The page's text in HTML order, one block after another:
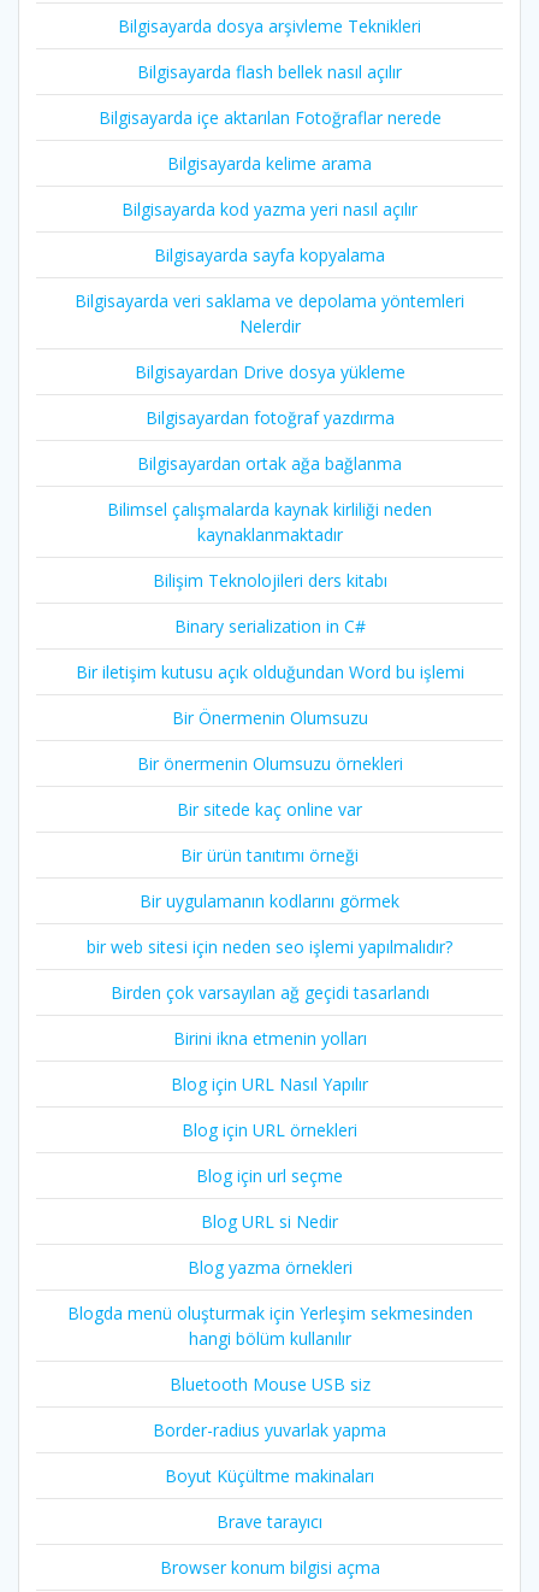
Bilgisayarda dosya arşivleme Teknikleri
Bilgisayarda flash bellek nasıl açılır
Bilgisayarda içe aktarılan Fotoğraflar nerede
Bilgisayarda kelime arama
Bilgisayarda kod yazma yeri nasıl açılır
Bilgisayarda sayfa kopyalama
Bilgisayarda veri saklama ve depolama yöntemleri
Nelerdir
Bilgisayardan Drive dosya yükleme
Bilgisayardan fotoğraf yazdırma
Bilgisayardan ortak ağa bağlanma
Bilimsel çalışmalarda kaynak kirliliği neden
kaynaklanmaktadır
Bilişim Teknolojileri ders kitabı
Binary serialization in C#
Bir iletişim kutusu açık olduğundan Word bu işlemi
Bir Önermenin Olumsuzu
Bir önermenin Olumsuzu örnekleri
Bir sitede kaç online var
Bir ürün tanıtımı örneği
Bir uygulamanın kodlarını görmek
bir web sitesi için neden seo işlemi yapılmalıdır?
Birden çok varsayılan ağ geçidi tasarlandı
Birini ikna etmenin yolları
Blog için URL Nasıl Yapılır
Blog için URL örnekleri
Blog için url seçme
Blog URL si Nedir
Blog yazma örnekleri
Blogda menü oluşturmak için Yerleşim sekmesinden
hangi bölüm kullanılır
Bluetooth Mouse USB siz
Border-radius yuvarlak yapma
Boyut Küçültme makinaları
Brave tarayıcı
Browser konum bilgisi açma